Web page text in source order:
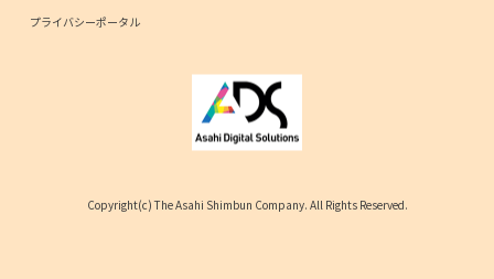
プライバシーポータル
Copyright(c) The Asahi Shimbun Company. All Rights Reserved.